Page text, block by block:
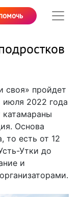
своя» пройдет
июля 2022 года
катамараны
Основа
то есть от 12
Утки до
и